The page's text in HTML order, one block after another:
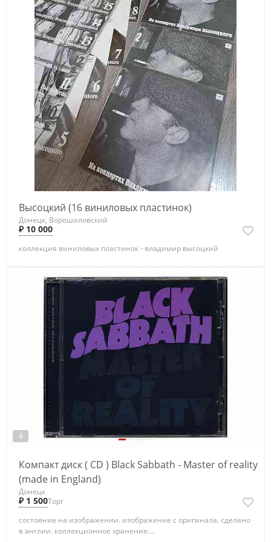
Высоцкий (16 виниловых пластинок)
Донецк, Ворошиловский
₽ 10 000
коллекция виниловых пластинок - владимир высоцкий
4
Компакт диск ( CD ) Black Sabbath - Master of reality
(made in England)
Донецк
₽ 1 500Торг
состояние на изображении. изображение с оригинала. сделано
в англии. коллекционное хранение....